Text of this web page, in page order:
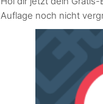
Auflage noch nicht